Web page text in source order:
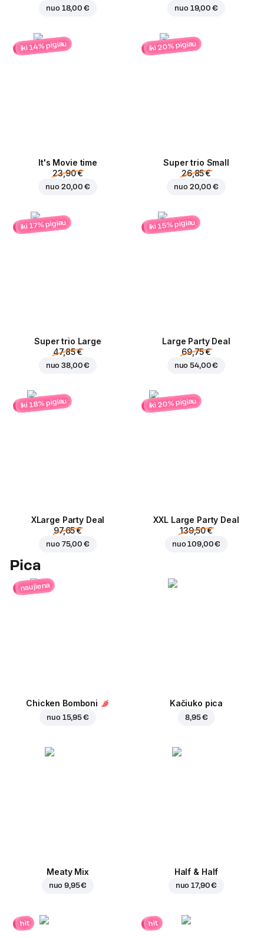
nuo 18,00 € nuo 19,00 €
iki 14% pigiau
It's Movie time
23,90 €
nuo 20,00 €
iki 20% pigiau
Super trio Small
26,85 €
nuo 20,00 €
iki 17% pigiau
Super trio Large
47,85 €
nuo38,00 €
iki 15% pigiau
Large Party Deal
69,75 €
nuo54,00 €
iki 18% pigiau
ХLarge Party Deal
97,65 €
nuo 75,00 €
iki 20% pigiau
XXL Large Party Deal
139,50 €
nuo109,00 €
Pica
naujiena
Chicken Bomboni
nuo 15,95 €
Kačiuko pica
8,95 €
Meaty Mix
nuo9,95 €
Half & Half
nuo17,90 €
hit hit